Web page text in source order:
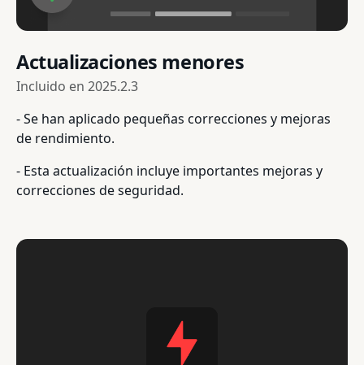
Actualizaciones menores
Incluido en 2025.2.3
- Se han aplicado pequeñas correcciones y mejoras
de rendimiento.
- Esta actualización incluye importantes mejoras y
correcciones de seguridad.